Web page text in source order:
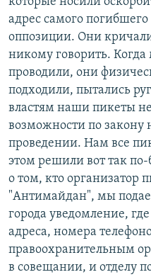
адрес самого
оппозиции. Они
никому говорить.
проводили, они
подходили, пытались
властям наши пикеты
возможности по закону
проведении. Нам все
этом решили вот так
о том, кто организатор
"Антимайдан", мы
города уведомление,
адреса, номера
правоохранительным
в совещании, и отделу